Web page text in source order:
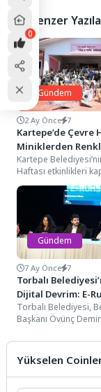
Benzer
Gündem
2 Ay Önce 7
Kartepe’de Çevre
Miniklerden
Kartepe
Haftası etkinlikleri
düzenlenen
geri dönüşümün
çeken renkli...
Gündem
7 Ay Önce 7
Torbalı
Dijital Devrim: E-
Dönemi
Torbalı Belediyesi,
Başkanı Övünç
Torbalı
Yükselen
0